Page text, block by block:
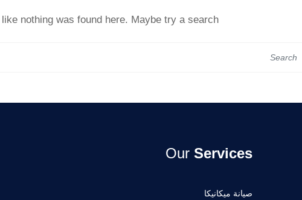
nothing was found here. Maybe try a search?
Our Services
صيانة ميكانيكا